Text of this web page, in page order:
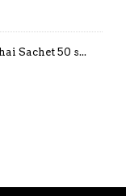
Sachet 50 s...